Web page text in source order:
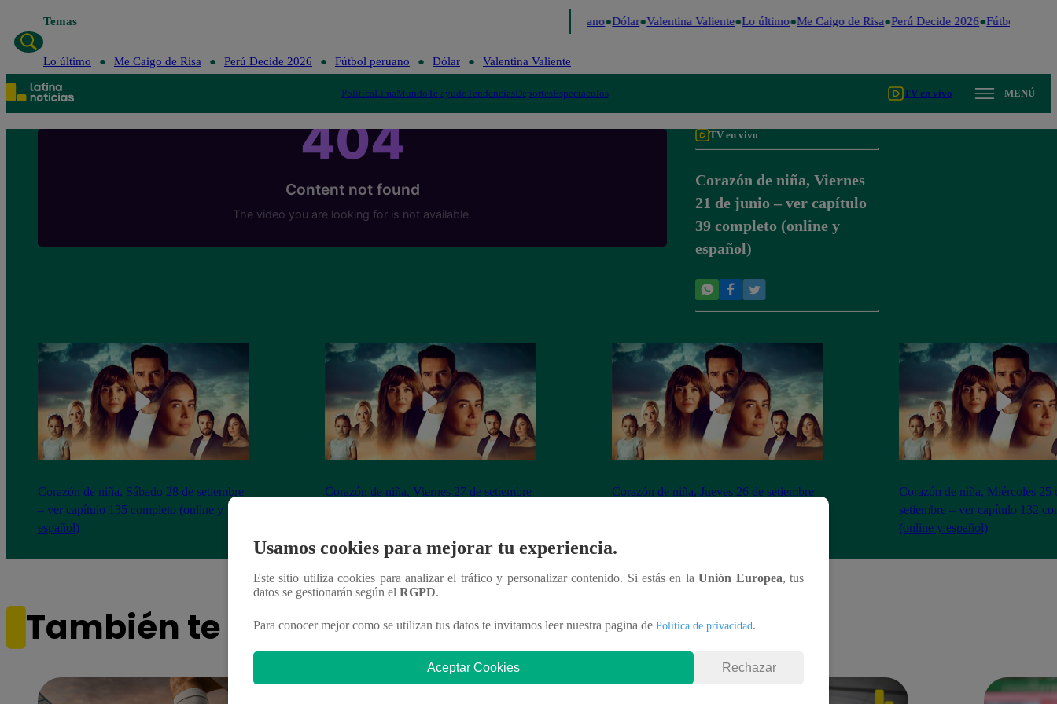
Temas Fútbol peruano Dólar Valentina Valiente Lo último Me Caigo de Risa Perú Decide 2026 Fútbol peruano
Lo último Me Caigo de Risa Perú Decide 2026 Fútbol peruano Dólar Valentina Valiente
PolíticaLimaMundoTe ayudoTendenciasDeportesEspectáculos TV en vivo MENÚ
TV en vivo
Corazón de niña, Viernes
21 de junio – ver capítulo
39 completo (online y
español)
Corazón de niña, Sábado 28 de setiembre
– ver capítulo 135 completo (online y
español)
Corazón de niña, Viernes 27 de setiembre
Corazón de niña, Jueves 26 de setiembre –
Corazón de niña, Miércoles 25
setiembre – ver capítulo 132
(online y español)
También te puede interesar
Usamos cookies para mejorar tu experiencia.
Este sitio utiliza cookies para analizar el tráfico y personalizar contenido. Si estás en laUnión Europea, tus
datos se gestionarán según el RGPD.
Para conocer mejor como se utilizan tus datos te invitamos leer nuestra pagina de Política de privacidad.
Aceptar Cookies Rechazar